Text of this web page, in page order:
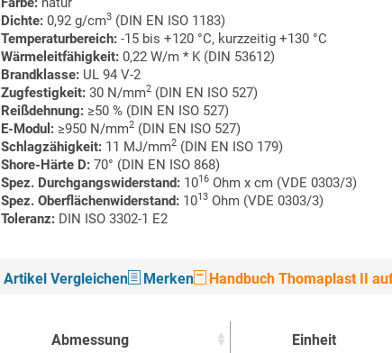
Dichte: 0,92 g/cm3 (DIN EN ISO 1183)
Temperaturbereich: -15 bis +120 °C, kurzzeitig +130 °C
Wärmeleitfähigkeit: 0,22 W/m * K (DIN 53612)
Brandklasse: UL 94 V-2
Zugfestigkeit: 30 N/mm2 (DIN EN ISO 527)
Reißdehnung: ≥50 % (DIN EN ISO 527)
E-Modul: ≥950 N/mm2 (DIN EN ISO 527)
Schlagzähigkeit: 11 MJ/mm2 (DIN EN ISO 179)
Shore-Härte D: 70° (DIN EN ISO 868)
Spez. Durchgangswiderstand: 1016 Ohm x cm (VDE 0303/3)
Spez. Oberflächenwiderstand: 1013 Ohm (VDE 0303/3)
Toleranz: DIN ISO 3302-1 E2
Artikel Vergleichen Merken Handbuch Thomaplast II
Abmessung
Einheit